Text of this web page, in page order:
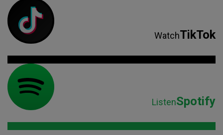
WatchTikTok
ListenSpotify